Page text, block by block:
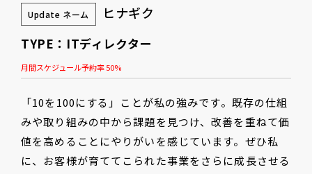
Update ネーム ヒナギク
TYPE：ITディレクター
月間スケジュール予約率 50%
「10を100にする」ことが私の強みです。既存の仕組
みや取り組みの中から課題を見つけ、改善を重ねて価
値を高めることにやりがいを感じています。ぜひ私
に、お客様が育ててこられた事業をさらに成長させる